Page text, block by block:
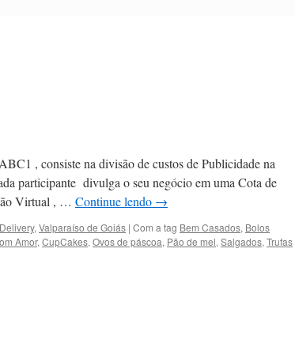
, consiste na divisão de custos de Publicidade na
participante divulga o seu negócio em uma Cota de
Virtual , … Continue lendo →
, Valparaíso de Goiás | Com a tag Bem Casados, Bolos
Amor, CupCakes, Ovos de páscoa, Pão de mel, Salgados, Trufas